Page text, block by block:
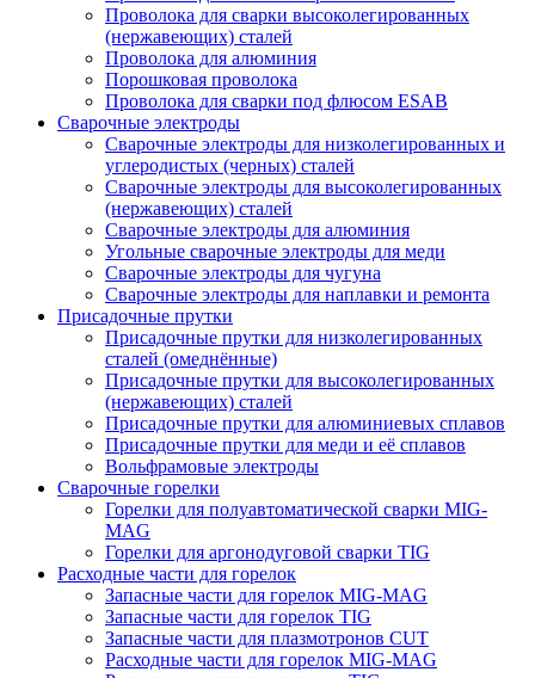
Проволока для сварки высоколегированных
(нержавеющих) сталей
Проволока для алюминия
Порошковая проволока
Проволока для сварки под флюсом ESAB
Сварочные электроды
Сварочные электроды для низколегированных и
углеродистых (черных) сталей
Сварочные электроды для высоколегированных
(нержавеющих) сталей
Сварочные электроды для алюминия
Угольные сварочные электроды для меди
Сварочные электроды для чугуна
Сварочные электроды для наплавки и ремонта
Присадочные прутки
Присадочные прутки для низколегированных
сталей (омеднённые)
Присадочные прутки для высоколегированных
(нержавеющих) сталей
Присадочные прутки для алюминиевых сплавов
Присадочные прутки для меди и её сплавов
Вольфрамовые электроды
Сварочные горелки
Горелки для полуавтоматической сварки MIG-
MAG
Горелки для аргонодуговой сварки TIG
Расходные части для горелок
Запасные части для горелок MIG-MAG
Запасные части для горелок TIG
Запасные части для плазмотронов CUT
Расходные части для горелок MIG-MAG